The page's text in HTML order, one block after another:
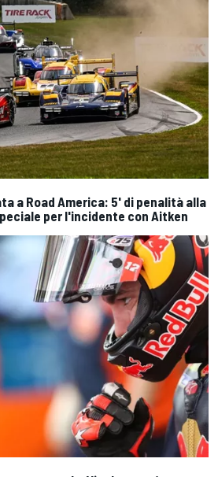
a Road America: 5' di penalità alla
per l'incidente con Aitken